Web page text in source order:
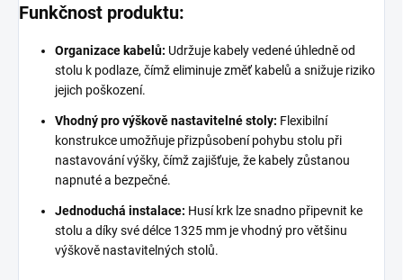
Funkčnost produktu:
Organizace kabelů: Udržuje kabely vedené úhledně od
stolu k podlaze, čímž eliminuje změť kabelů a snižuje riziko
jejich poškození.
Vhodný pro výškově nastavitelné stoly: Flexibilní
konstrukce umožňuje přizpůsobení pohybu stolu při
nastavování výšky, čímž zajišťuje, že kabely zůstanou
napnuté a bezpečné.
Jednoduchá instalace: Husí krk lze snadno připevnit ke
stolu a díky své délce 1325 mm je vhodný pro většinu
výškově nastavitelných stolů.